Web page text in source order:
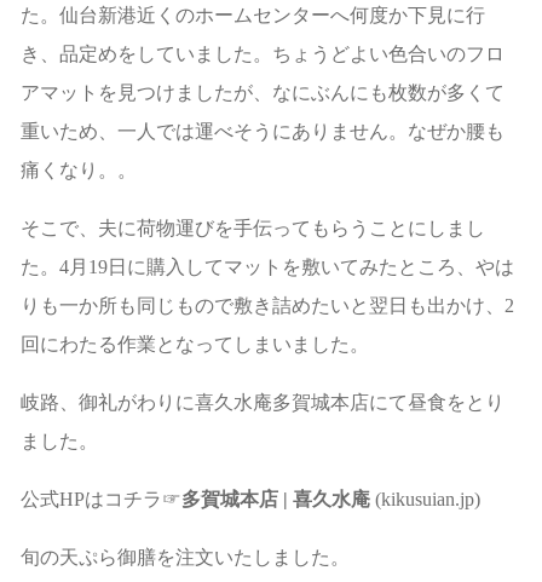
た。仙台新港近くのホームセンターへ何度か下見に行
き、品定めをしていました。ちょうどよい色合いのフロ
アマットを見つけましたが、なにぶんにも枚数が多くて
重いため、一人では運べそうにありません。なぜか腰も
痛くなり。。
そこで、夫に荷物運びを手伝ってもらうことにしまし
た。4月19日に購入してマットを敷いてみたところ、やは
りも一か所も同じもので敷き詰めたいと翌日も出かけ、2
回にわたる作業となってしまいました。
岐路、御礼がわりに喜久水庵多賀城本店にて昼食をとり
ました。
公式HPはコチラ☞多賀城本店 | 喜久水庵(kikusuian.jp)
旬の天ぷら御膳を注文いたしました。